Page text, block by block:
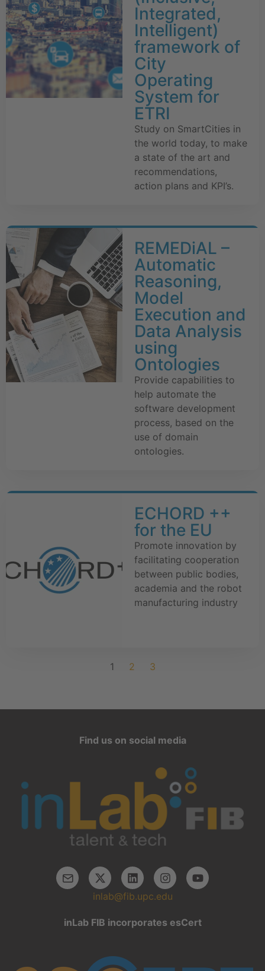
Integrated,
Intelligent)
framework of
City
Operating
System for
ETRI
Study on SmartCities in
the world today, to make
a state of the art and
recommendations,
action plans and KPI’s.
REMEDiAL –
Automatic
Reasoning,
Model
Execution and
Data Analysis
using
Ontologies
Provide capabilities to
help automate the
software development
process, based on the
use of domain
ontologies.
ECHORD ++
for the EU
Promote innovation by
facilitating cooperation
between public bodies,
academia and the robot
manufacturing industry
1 2 3
Find us on social media
inlab@fib.upc.edu
inLab FIB incorporates esCert